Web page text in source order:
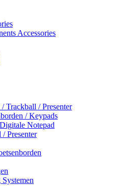
Accessories
Trackball / Presenter
/ Keypads
Notepad
Presenter